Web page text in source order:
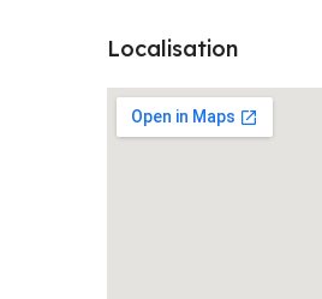
Localisation